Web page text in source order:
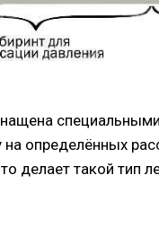
на определённых
делает такой тип